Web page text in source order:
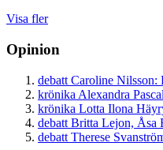
Visa fler
Opinion
debatt Caroline Nilsson:
krönika Alexandra
krönika Lotta Ilona
debatt Britta Lejon, Åsa
debatt Therese